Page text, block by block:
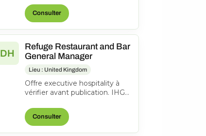
mountainside in southern
Israel, o...
Consulter
DH
Refuge Restaurant and Bar
General Manager
Lieu : United Kingdom
Offre executive hospitality à
vérifier avant publication. IHG
l’offre d’origine
Consulter